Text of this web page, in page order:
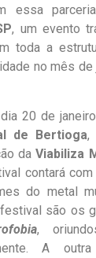
essa
, um evento
toda a
no mês
20 de
de Bertioga,
daViabiliza
contará
do metal
são os
,
A